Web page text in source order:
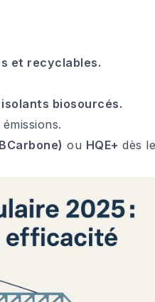
et recyclables.
biosourcés.
ou HQE+ dès